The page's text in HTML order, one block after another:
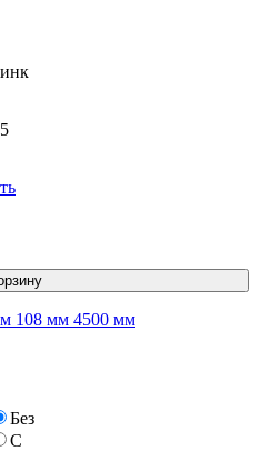
108 мм 4500 мм
Без
С